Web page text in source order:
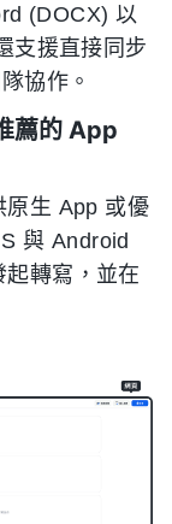
(DOCX) 以
支援直接同步
協作。
薦的 App
原生 App 或優
與 Android
轉寫，並在